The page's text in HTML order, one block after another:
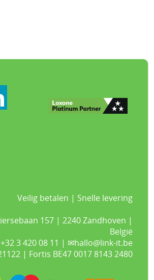
Veilig betalen | Snelle levering
157 | 2240 Zandhoven |
België
+32 3 420 08 11 | ✉hallo@link-it.be
| Fortis BE47 0017 8143 2480